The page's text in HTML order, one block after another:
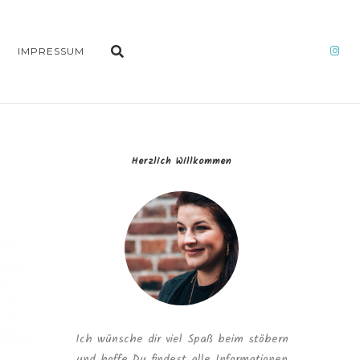
IMPRESSUM
Herzlich Willkommen
Ich wünsche dir viel Spaß beim stöbern